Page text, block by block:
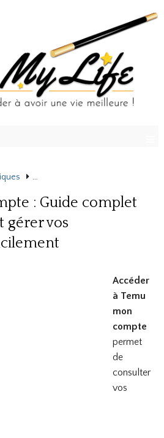
Temu mon compte : Guide
: Guide complet
gérer vos
Accéder
à Temu
mon
compte
permet
de
consulter
vos